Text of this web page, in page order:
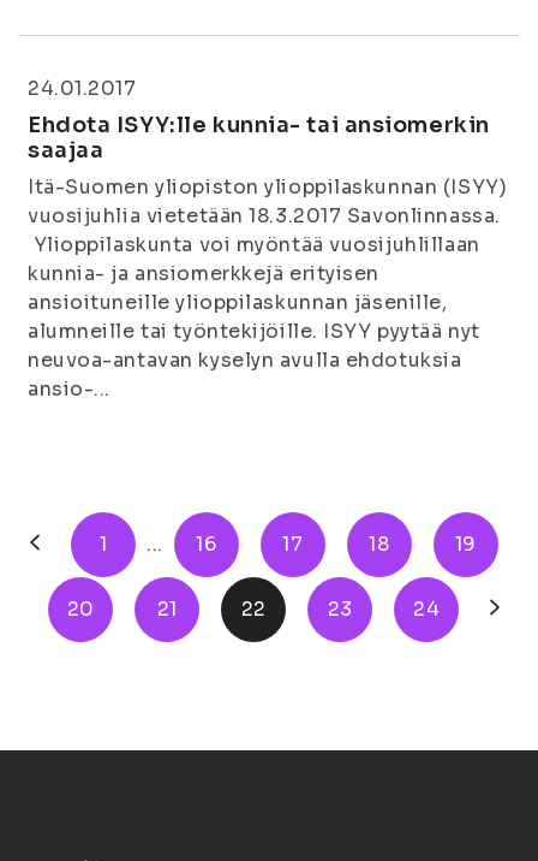
24.01.2017
Ehdota ISYY:lle kunnia- tai ansiomerkin
saajaa
Itä-Suomen yliopiston ylioppilaskunnan (ISYY)
vuosijuhlia vietetään 18.3.2017 Savonlinnassa.
Ylioppilaskunta voi myöntää vuosijuhlillaan
kunnia- ja ansiomerkkejä erityisen
ansioituneille ylioppilaskunnan jäsenille,
alumneille tai työntekijöille. ISYY pyytää nyt
neuvoa-antavan kyselyn avulla ehdotuksia
ansio-...
1 ... 16 17 18 19
20 21 22 23 24